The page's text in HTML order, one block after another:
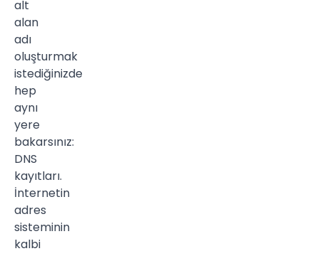
alt
alan
adı
oluşturmak
istediğinizde
hep
aynı
yere
bakarsınız:
DNS
kayıtları.
İnternetin
adres
sisteminin
kalbi